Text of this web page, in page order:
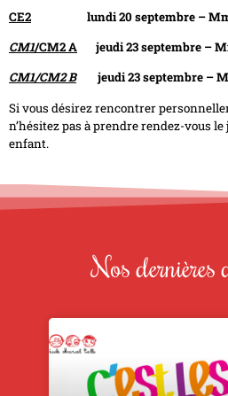
CE2 lundi 20 septembre –
CM1/CM2 A jeudi 23 septembre –
CM1/CM2 Bjeudi 23 septembre –
Si vous désirez rencontrer
n’hésitez pas à prendre rendez-vous
enfant.
Nos dernières